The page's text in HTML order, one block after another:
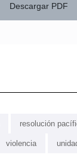
Descargar PDF
resolución
violencia